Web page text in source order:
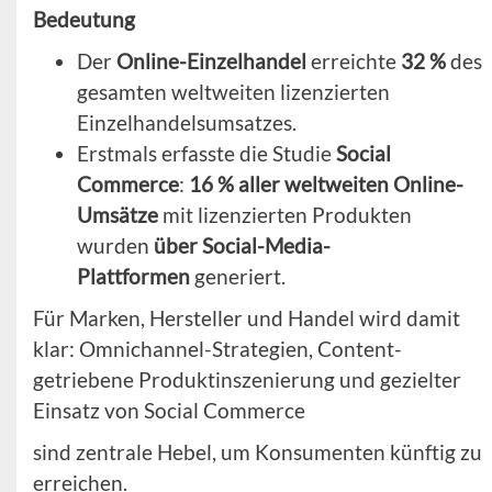
Bedeutung
Der Online-Einzelhandel erreichte 32 %des
gesamten weltweiten lizenzierten
Einzelhandelsumsatzes.
Erstmals erfasste die StudieSocial
Commerce: 16 % aller weltweiten Online-
Umsätze mit lizenzierten Produkten
wurden über Social-Media-
Plattformen generiert.
Für Marken, Hersteller und Handel wird damit
klar: Omnichannel-Strategien, Content-
getriebene Produktinszenierung und gezielter
Einsatz von Social Commerce
sind zentrale Hebel, um Konsumenten künftig zu
erreichen.